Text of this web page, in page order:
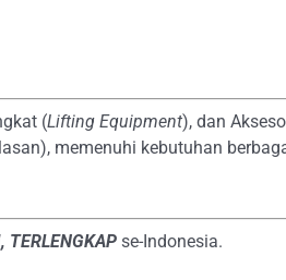
(Lifting Equipment), dan
memenuhi kebutuhan
TERLENGKAP se-Indonesia.